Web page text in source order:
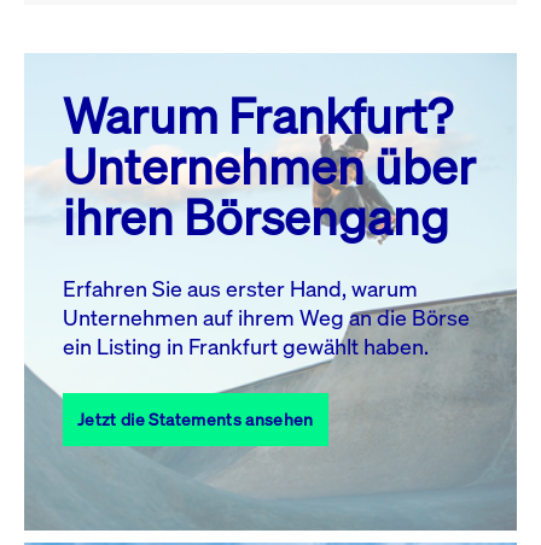
August 26
MO. DI. MI. DO. FR. SA. SO.
1
2
3
4 5 6 7 8
17 18 19 20 21 22
23
27 28
31
Alle Events
Warum Frankfurt?
Unternehmen über
ihren Börsengang
Erfahren Sie aus erster Hand, warum
Unternehmen auf ihrem Weg an die Börse
ein Listing in Frankfurt gewählt haben.
Jetzt die Statements ansehen